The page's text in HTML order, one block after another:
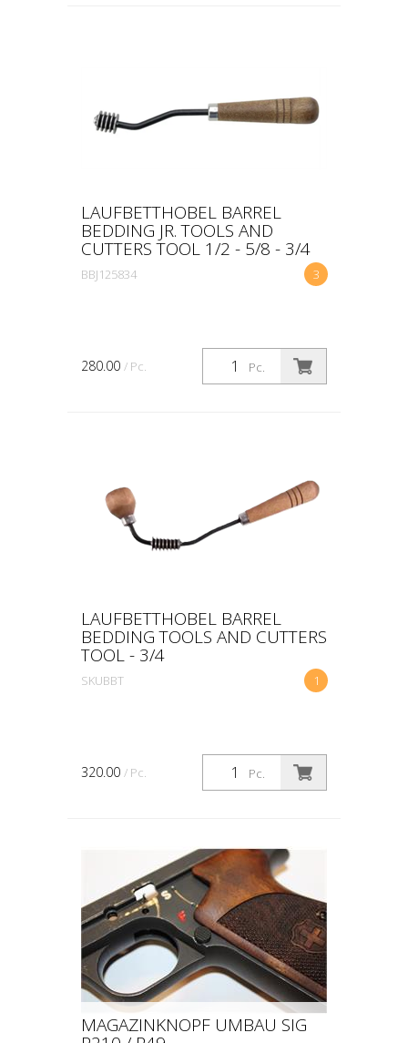
LAUFBETTHOBEL BARREL
BEDDING JR. TOOLS AND
CUTTERS TOOL 1/2 - 5/8 - 3/4
3
BBJ125834
Pc.
280.00 / Pc.
LAUFBETTHOBEL BARREL
BEDDING TOOLS AND CUTTERS
TOOL - 3/4
1
SKUBBT
Pc.
320.00 / Pc.
MAGAZINKNOPF UMBAU SIG